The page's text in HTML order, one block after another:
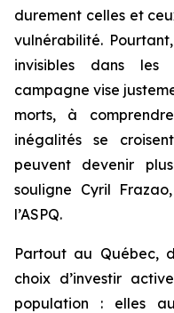
durement celles et
vulnérabilité.
invisibles dans les
campagne vise
morts, à
inégalités se
peuvent devenir
souligne Cyril
l’ASPQ.
Partout au Québec,
choix d’investir
population : elles